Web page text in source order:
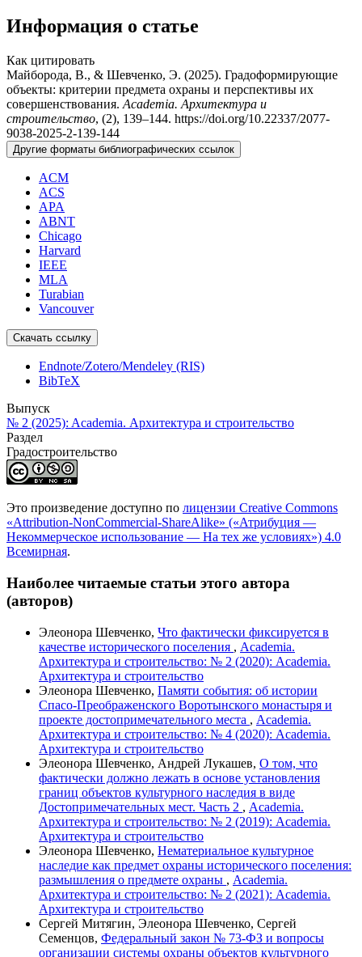
Информация о статье
Как цитировать
Майборода, В., & Шевченко, Э. (2025). Градоформирующие
объекты: критерии предмета охраны и перспективы их
совершенствования. Academia. Архитектура и
строительство, (2), 139–144. https://doi.org/10.22337/2077-
9038-2025-2-139-144
Другие форматы библиографических ссылок
ACM
ACS
APA
ABNT
Chicago
Harvard
IEEE
MLA
Turabian
Vancouver
Скачать ссылку
Endnote/Zotero/Mendeley (RIS)
BibTeX
Выпуск
№ 2 (2025): Academia. Архитектура и строительство
Раздел
Градостроительство
Это произведение доступно по лицензии Creative Commons
«Attribution-NonCommercial-ShareAlike» («Атрибуция —
Некоммерческое использование — На тех же условиях») 4.0
Всемирная.
Наиболее читаемые статьи этого автора
(авторов)
Элеонора Шевченко, Что фактически фиксируется в
качестве исторического поселения , Academia.
Архитектура и строительство: № 2 (2020): Academia.
Архитектура и строительство
Элеонора Шевченко, Памяти события: об истории
Спасо-Преображенского Воротынского монастыря и
проекте достопримечательного места , Academia.
Архитектура и строительство: № 4 (2020): Academia.
Архитектура и строительство
Элеонора Шевченко, Андрей Лукашев, О том, что
фактически должно лежать в основе установления
границ объектов культурного наследия в виде
Достопримечательных мест. Часть 2 , Academia.
Архитектура и строительство: № 2 (2019): Academia.
Архитектура и строительство
Элеонора Шевченко, Нематериальное культурное
наследие как предмет охраны исторического поселения:
размышления о предмете охраны , Academia.
Архитектура и строительство: № 2 (2021): Academia.
Архитектура и строительство
Сергей Митягин, Элеонора Шевченко, Сергей
Семенцов, Федеральный закон № 73-ФЗ и вопросы
организации системы охраны объектов культурного